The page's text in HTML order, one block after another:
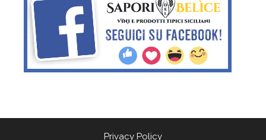
Privacy Policy